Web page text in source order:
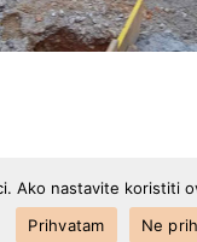
Ako nastavite koristiti
Prihvatam
Ne